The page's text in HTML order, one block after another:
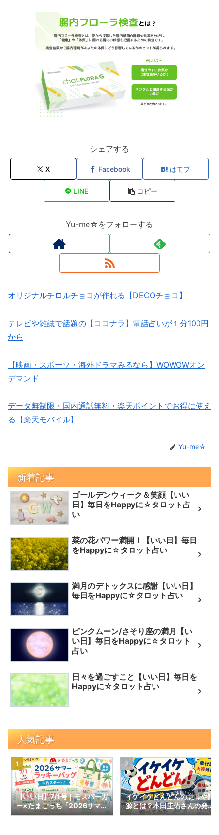
シェアする
X Facebook はてブ
LINE コピー
Yu-me☆をフォローする
オリジナルチロルチョコが作れる【DECOチョコ】
テレビや雑誌で話題の【ココナラ】電話占いが１分100円
から
【映画・スポーツ・海外ドラマみるなら】WOWOWオン
デマンド
データ無制限・国内通話無料・楽天ポイントでお得に使え
る【楽天モバイル】
Yu-me☆
新着記事
ゴールデンウィーク＆笑顔【いい
日】毎日をHappyに☆タロット占
い
菜の花パワー満開！【いい日】毎日
をHappyに☆タロット占い
満月のデトックスに感謝【いい日】
毎日をHappyに☆タロット占い
ピンクムーン/さそり座の満月【い
い日】毎日をHappyに☆タロット
占い
日々を過ごすこと【いい日】毎日を
Happyに☆タロット占い
人気記事
【いい日】7/1号｜モスバーガ
ー×たまごっち「2026サマー
ラッキーバッグ」予約スター
イケイケどんどんの意味や語
源とは？本田圭佑さんの発言
で話題の言葉を調べてみた｜